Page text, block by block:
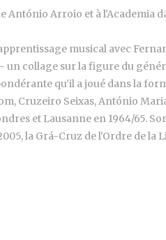
António Arroio et à
musical avec
un collage sur la figure du
qu'il a joué dans la
Cruzeiro Seixas, António
et Lausanne en 1964/65.
la Grá-Cruz de l'Ordre de la